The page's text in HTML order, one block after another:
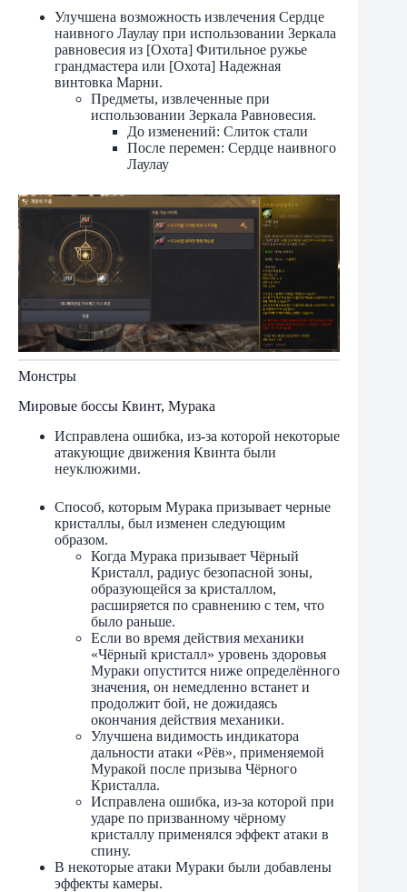
Улучшена возможность извлечения Сердце
наивного Лаулау при использовании Зеркала
равновесия из [Охота] Фитильное ружье
грандмастера или [Охота] Надежная
винтовка Марни.
Предметы, извлеченные при
использовании Зеркала Равновесия.
До изменений: Слиток стали
После перемен: Сердце наивного
Лаулау
Монстры
Мировые боссы Квинт, Мурака
Исправлена ​​ошибка, из-за которой некоторые
атакующие движения Квинта были
неуклюжими.
Способ, которым Мурака призывает черные
кристаллы, был изменен следующим
образом.
Когда Мурака призывает Чёрный
Кристалл, радиус безопасной зоны,
образующейся за кристаллом,
расширяется по сравнению с тем, что
было раньше.
Если во время действия механики
«Чёрный кристалл» уровень здоровья
Мураки опустится ниже определённого
значения, он немедленно встанет и
продолжит бой, не дожидаясь
окончания действия механики.
Улучшена видимость индикатора
дальности атаки «Рёв», применяемой
Муракой после призыва Чёрного
Кристалла.
Исправлена ​​ошибка, из-за которой при
ударе по призванному чёрному
кристаллу применялся эффект атаки в
спину.
В некоторые атаки Мураки были добавлены
эффекты камеры.